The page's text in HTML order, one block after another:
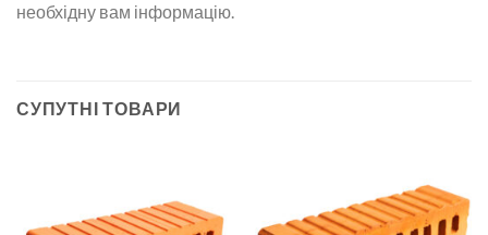
необхідну вам інформацію.
СУПУТНІ ТОВАРИ